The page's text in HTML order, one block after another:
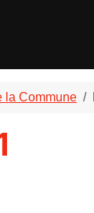
la Commune